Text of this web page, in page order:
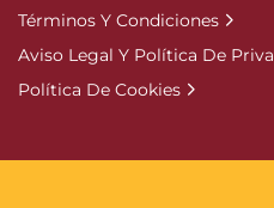
Términos Y Condiciones
Aviso Legal Y Política De
Política De Cookies